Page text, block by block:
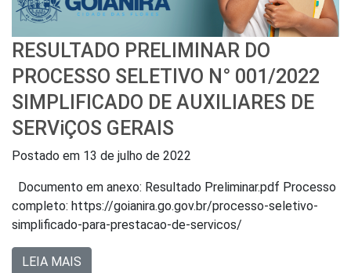
RESULTADO PRELIMINAR DO
PROCESSO SELETIVO N° 001/2022
SIMPLIFICADO DE AUXILIARES DE
SERViÇOS GERAIS
Postado em 13 de julho de 2022
Documento em anexo: Resultado Preliminar.pdf Processo
completo: https://goianira.go.gov.br/processo-seletivo-
simplificado-para-prestacao-de-servicos/
LEIA MAIS